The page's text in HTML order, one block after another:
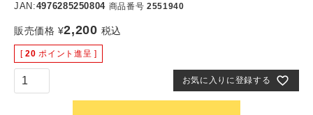
JAN:4976285250804 商品番号 2551940
販売価格 ¥2,200 税込
[ 20 ポイント進呈 ]
お気に入りに登録する